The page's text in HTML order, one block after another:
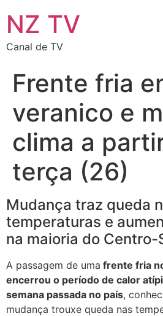
NZ TV
Canal de TV
Frente fria
veranico e
clima a
terça (26)
Mudança traz queda
temperaturas e
na maioria do Centro-
A passagem de uma frente fria
encerrou o período de calor
semana passada no país,
mudança trouxe queda nas